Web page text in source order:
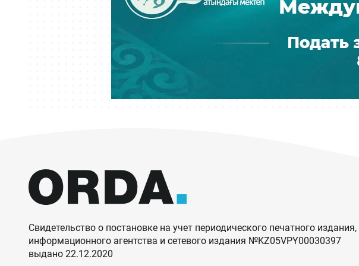
Свидетельство о постановке на учет периодического печатного издания,
информационного агентства и сетевого издания №KZ05VPY00030397
выдано 22.12.2020